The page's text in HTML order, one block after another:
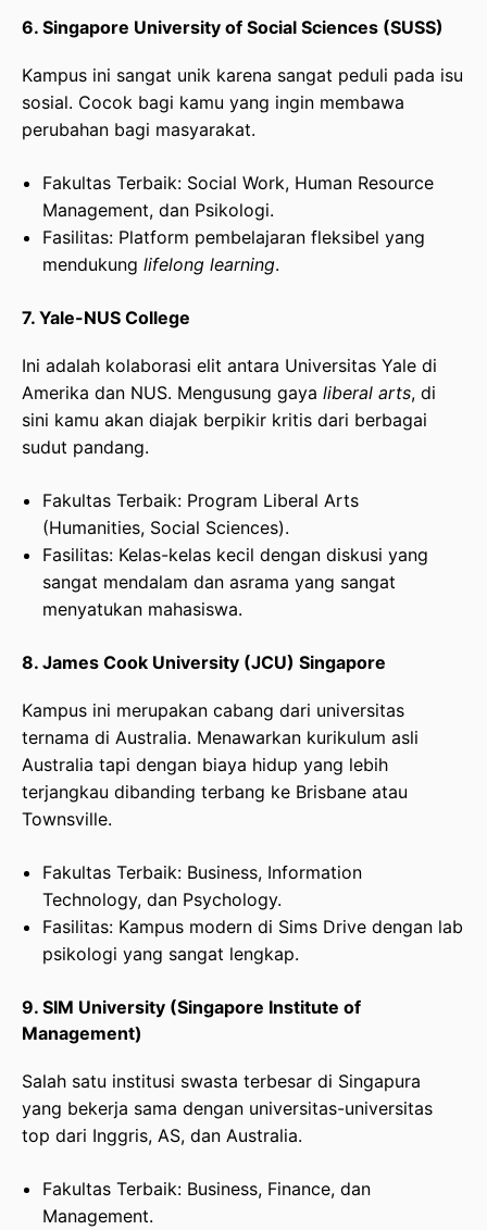
6. Singapore University of Social Sciences (SUSS)
Kampus ini sangat unik karena sangat peduli pada isu
sosial. Cocok bagi kamu yang ingin membawa
perubahan bagi masyarakat.
Fakultas Terbaik: Social Work, Human Resource
Management, dan Psikologi.
Fasilitas: Platform pembelajaran fleksibel yang
mendukunglifelong learning.
7. Yale-NUS College
Ini adalah kolaborasi elit antara Universitas Yale di
Amerika dan NUS. Mengusung gaya liberal arts, di
sini kamu akan diajak berpikir kritis dari berbagai
sudut pandang.
Fakultas Terbaik: Program Liberal Arts
(Humanities, Social Sciences).
Fasilitas: Kelas-kelas kecil dengan diskusi yang
sangat mendalam dan asrama yang sangat
menyatukan mahasiswa.
8. James Cook University (JCU) Singapore
Kampus ini merupakan cabang dari universitas
ternama di Australia. Menawarkan kurikulum asli
Australia tapi dengan biaya hidup yang lebih
terjangkau dibanding terbang ke Brisbane atau
Townsville.
Fakultas Terbaik: Business, Information
Technology, dan Psychology.
Fasilitas: Kampus modern di Sims Drive dengan lab
psikologi yang sangat lengkap.
9. SIM University (Singapore Institute of
Management)
Salah satu institusi swasta terbesar di Singapura
yang bekerja sama dengan universitas-universitas
top dari Inggris, AS, dan Australia.
Fakultas Terbaik: Business, Finance, dan
Management.